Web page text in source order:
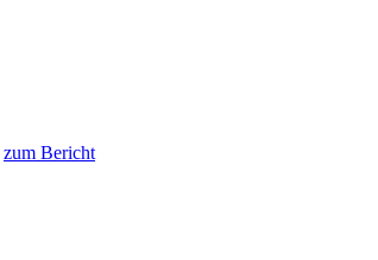
zum Bericht